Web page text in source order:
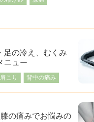
足の冷え、むくみ
ニュー
肩こり 背中の痛み
の痛みでお悩みの